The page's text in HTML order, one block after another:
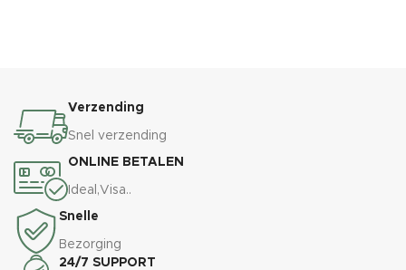
Verzending
Snel verzending
ONLINE BETALEN
Ideal,Visa..
Snelle
Bezorging
24/7 SUPPORT